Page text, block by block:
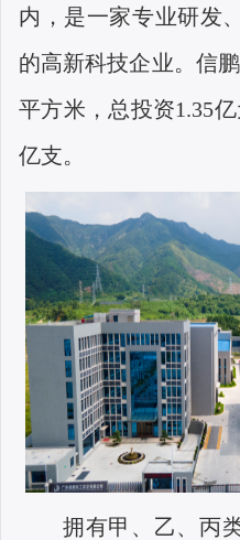
内，是一家专业研发
的高新科技企业。信
平方米，总投资1.35
亿支。
拥有甲、乙、丙